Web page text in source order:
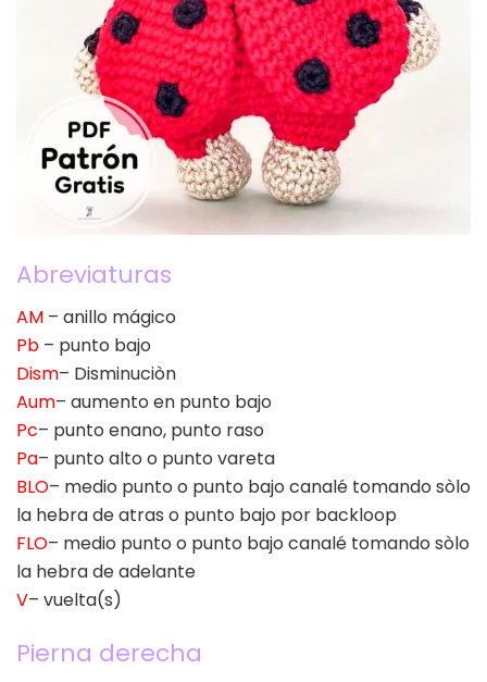
Abreviaturas
AM – anillo mágico
Pb – punto bajo
Dism– Disminuciòn
Aum– aumento en punto bajo
Pc– punto enano, punto raso
Pa– punto alto o punto vareta
BLO– medio punto o punto bajo canalé tomando sòlo
la hebra de atras o punto bajo por backloop
FLO– medio punto o punto bajo canalé tomando sòlo
la hebra de adelante
V– vuelta(s)
Pierna derecha